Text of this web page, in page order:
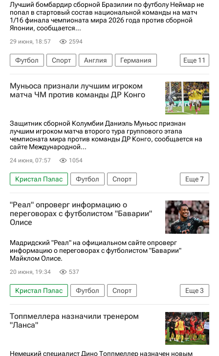
Лучший бомбардир сборной Бразилии по футболу Неймар не
попал в стартовый состав национальной команды на матч
1/16 финала чемпионата мира 2026 года против сборной
Японии, сообщается...
29 июня, 18:57 2594
Еще 11
Футбол Спорт Англия
Германия
Бразилия
Данило
Международная федерация футбола (ФИФА)
Алиссон
Габриэл Фламенго
Сантос
Зенит
Муньоса признали лучшим игроком
матча ЧМ против команды ДР Конго
Защитник сборной Колумбии Даниэль Муньос признан
лучшим игроком матча второго тура группового этапа
чемпионата мира против команды ДР Конго, сообщается на
сайте Международной...
24 июня, 07:57 1054
Еще7
Кристал Пэлас Футбол
Спорт
Колумбия
Даниэль Муньос
ДР Конго
Международная федерация футбола (ФИФА)
ЧМ по футболу 2026
"Реал" опроверг информацию о
переговорах с футболистом "Баварии"
Олисе
Мадридский "Реал" на официальном сайте опроверг
информацию о переговорах с футболистом "Баварии"
Майклом Олисе.
20 июня, 19:34 537
Еще3
Кристал Пэлас Футбол
Спорт
Реал Мадрид
Бавария Майкл Олисе
Топпмеллера назначили тренером
"Ланса"
Немецкий специалист Дино Топпмеллер назначен новым